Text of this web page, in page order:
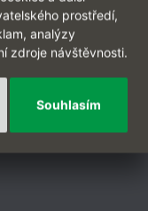
prostředí,
analýzy
zdroje návštěvnosti.
Souhlasím